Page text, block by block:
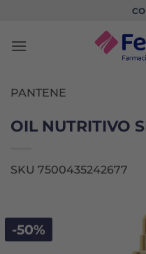
contenido
PANTENE
OIL NUTRITIVO
SKU 7500435242677
-50%